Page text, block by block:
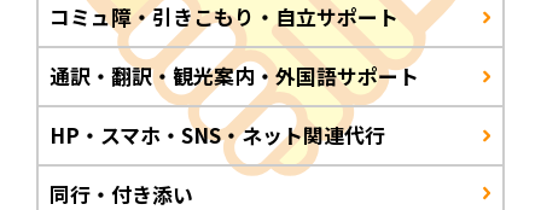
コミュ障・引きこもり・自立サポート
通訳・翻訳・観光案内・外国語サポート
HP・スマホ・SNS・ネット関連代行
同行・付き添い